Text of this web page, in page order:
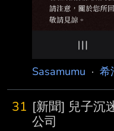
Sasamumu · 希
31 [新聞] 兒子沉
公司